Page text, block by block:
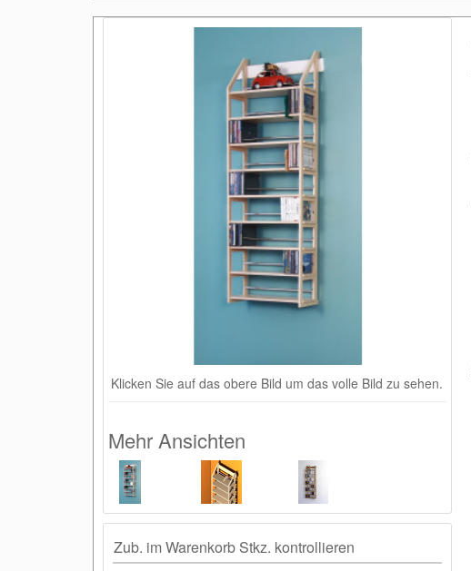
Klicken Sie auf das obere Bild um das volle Bild zu sehen.
Mehr Ansichten
Zub. im Warenkorb Stkz. kontrollieren